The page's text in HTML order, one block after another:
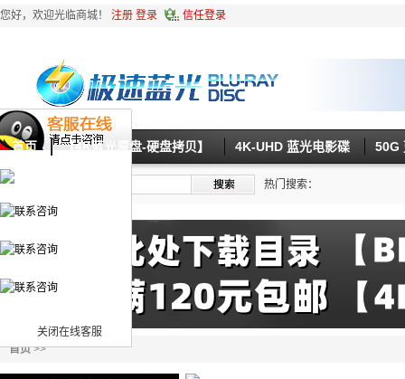
关闭在线客服
您好，欢迎光临商城！ 注册 登录 信任登录
首页 【4K蓝光原盘-硬盘拷贝】 4K-UHD 蓝光电影碟 50G
热门搜索：
首页>>